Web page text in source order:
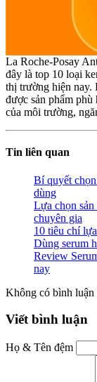
La Roche-Posay
đây là top 10 loại
thị trường hiện nay.
được sản phẩm phù
của môi trường,
Tin liên quan
Bí quyết
dùng
Lựa chọn sản
chuyên gia
10 tiêu chí
Dùng serum
Review
nay
Không có bình luận
Viết bình luận
Họ & Tên đệm